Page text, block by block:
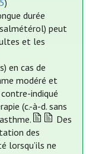
)
durée
peut
et les
en cas de
modéré et
indiqué
(c.-à-d. sans
Des
des
lorsqu’ils ne